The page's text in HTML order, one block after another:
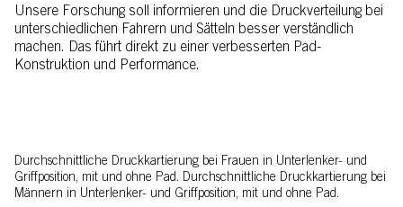
Unsere Forschung soll informieren und die Druckverteilung bei
unterschiedlichen Fahrern und Sätteln besser verständlich
machen. Das führt direkt zu einer verbesserten Pad-
Konstruktion und Performance.
Durchschnittliche Druckkartierung bei Frauen in Unterlenker- und
Griffposition, mit und ohne Pad. Durchschnittliche Druckkartierung bei
Männern in Unterlenker- und Griffposition, mit und ohne Pad.